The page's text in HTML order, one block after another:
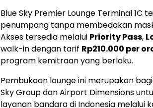
Blue Sky Premier Lounge Terminal 1C
penumpang tanpa membedakan
Akses tersedia melalui Priority Pass,
walk-in dengan tarif Rp210.000 per
program kemitraan yang berlaku.
Pembukaan lounge ini merupakan
Sky Group dan Airport Dimensions
layanan bandara di Indonesia melalui